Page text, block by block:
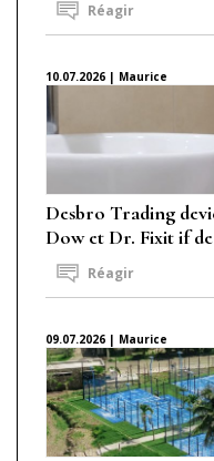
Réagir
10.07.2026 | Maurice
Desbro Trading
Dow et Dr. Fixit if
Réagir
09.07.2026 | Maurice